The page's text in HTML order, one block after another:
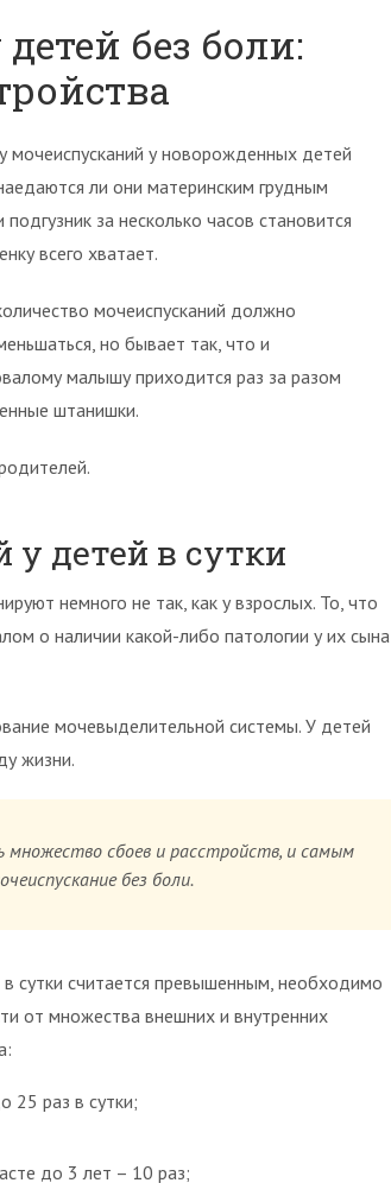
без боли:
мочеиспусканий у новорожденных детей
ли они материнским грудным
за несколько часов становится
всего хватает.
мочеиспусканий должно
но бывает так, что и
малышу приходится раз за разом
штанишки.
детей в сутки
немного не так, как у взрослых. То, что
о наличии какой-либо патологии у их сына
мочевыделительной системы. У детей
жизни.
сбоев и расстройств, и самым
без боли.
сутки считается превышенным, необходимо
от множества внешних и внутренних
25 раз в сутки;
до 3 лет – 10 раз;